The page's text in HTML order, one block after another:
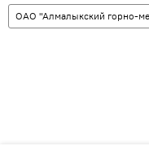
ОАО "Алмалыкский горно-